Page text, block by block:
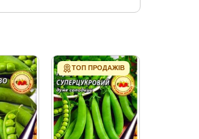
ТОП ПРОДАЖІВ